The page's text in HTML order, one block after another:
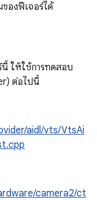
องฟีเจอร์ได้
นี้ ให้ใช้การทดสอบ
ต่อไปนี้
aidl/vts/VtsAi
camera2/ct